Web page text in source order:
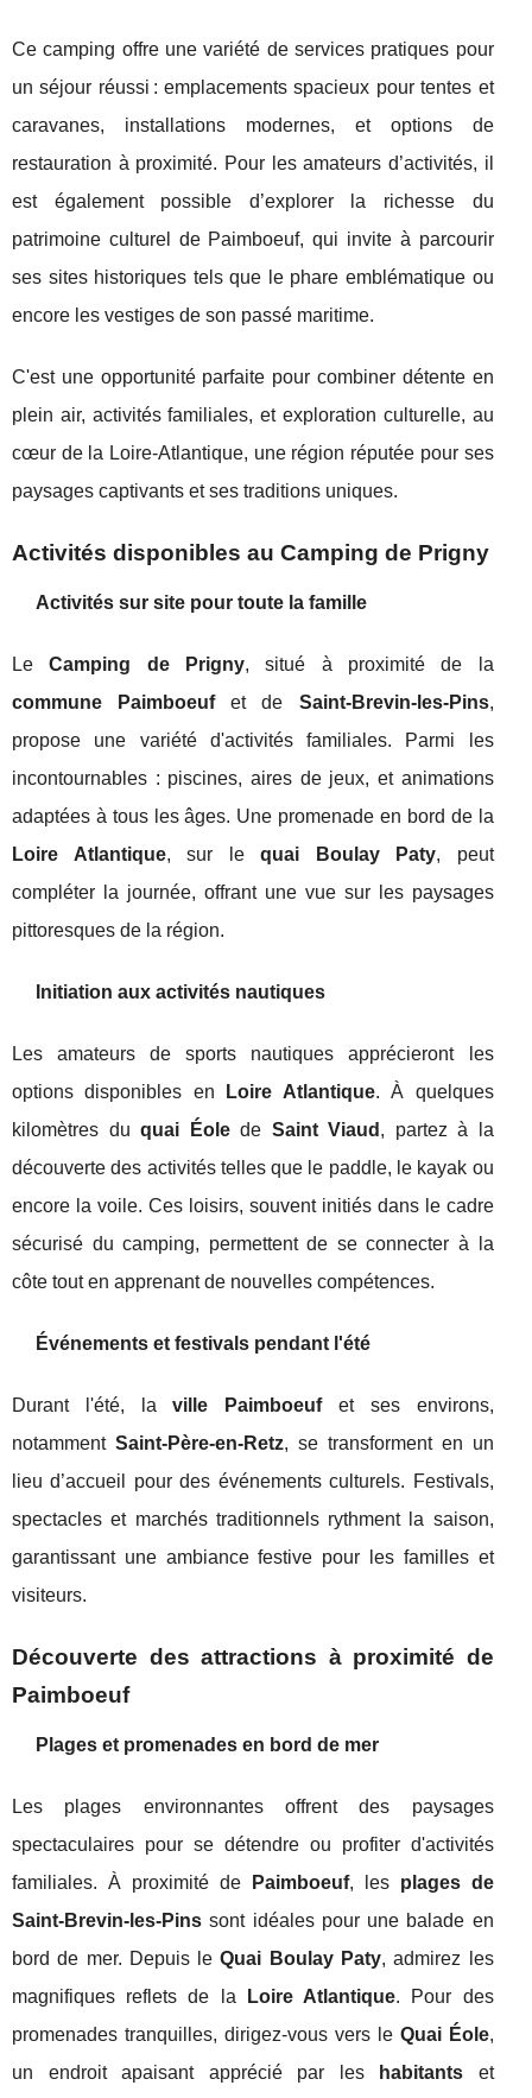
Ce camping offre une variété de services pratiques pour
un séjour réussi : emplacements spacieux pour tentes et
caravanes, installations modernes, et options de
restauration à proximité. Pour les amateurs d’activités, il
est également possible d’explorer la richesse du
patrimoine culturel de Paimboeuf, qui invite à parcourir
ses sites historiques tels que le phare emblématique ou
encore les vestiges de son passé maritime.
C'est une opportunité parfaite pour combiner détente en
plein air, activités familiales, et exploration culturelle, au
cœur de la Loire-Atlantique, une région réputée pour ses
paysages captivants et ses traditions uniques.
Activités disponibles au Camping de Prigny
Activités sur site pour toute la famille
LeCamping de Prigny, situé à proximité de la
commune Paimboeufet de Saint-Brevin-les-Pins,
propose une variété d'activités familiales. Parmi les
incontournables : piscines, aires de jeux, et animations
adaptées à tous les âges. Une promenade en bord de la
Loire Atlantique, sur lequai Boulay Paty, peut
compléter la journée, offrant une vue sur les paysages
pittoresques de la région.
Initiation aux activités nautiques
Les amateurs de sports nautiques apprécieront les
options disponibles en
Loire Atlantique. À quelques
kilomètres duquai Éolede Saint Viaud , partez à la
découverte des activités telles que le paddle, le kayak ou
encore la voile. Ces loisirs, souvent initiés dans le cadre
sécurisé du camping, permettent de se connecter à la
côte tout en apprenant de nouvelles compétences.
Événements et festivals pendant l'été
Durant l'été, laville Paimboeufet ses environs,
notamment Saint-Père-en-Retz, se transforment en un
lieu d’accueil pour des événements culturels. Festivals,
spectacles et marchés traditionnels rythment la saison,
garantissant une ambiance festive pour les familles et
visiteurs.
Découverte des attractions à proximité de
Paimboeuf
Plages et promenades en bord de mer
Les plages environnantes offrent des paysages
spectaculaires pour se détendre ou profiter d'activités
familiales. À proximité de
Paimboeuf, les plages de
Saint-Brevin-les-Pins sont idéales pour une balade en
bord de mer. Depuis leQuai Boulay Paty, admirez les
magnifiques reflets de la
Loire Atlantique. Pour des
promenades tranquilles, dirigez-vous vers le Quai Éole,
un endroit apaisant apprécié par les
habitants et